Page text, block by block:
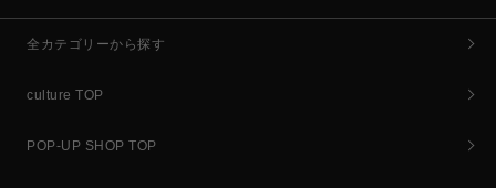
全カテゴリーから探す
culture TOP
POP-UP SHOP TOP